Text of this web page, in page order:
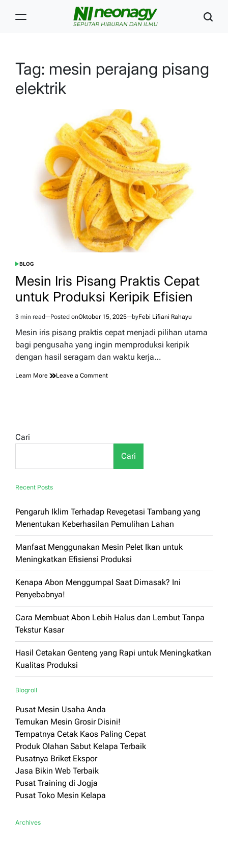
Tag: mesin perajang pisang
elektrik
POSTED
BLOG
Mesin Iris Pisang Praktis Cepat
untuk Produksi Keripik Efisien
Estimated
read
3 min read Posted onOktober 15, 2025 byFebi Lifiani Rahayu
Mesin iris pisang praktis cepat menjadi pilihan utama
bagi pengusaha yang ingin memproduksi keripik
dengan hasil seragam dan waktu kerja…
Learn More Leave a Commenton
Efisien
Cari
Cari
Recent Posts
Pengaruh Iklim Terhadap Revegetasi Tambang yang
Menentukan Keberhasilan Pemulihan Lahan
Manfaat Menggunakan Mesin Pelet Ikan untuk
Meningkatkan Efisiensi Produksi
Kenapa Abon Menggumpal Saat Dimasak? Ini
Penyebabnya!
Cara Membuat Abon Lebih Halus dan Lembut Tanpa
Tekstur Kasar
Hasil Cetakan Genteng yang Rapi untuk Meningkatkan
Kualitas Produksi
Blogroll
Pusat Mesin Usaha Anda
Temukan Mesin Grosir Disini!
Tempatnya Cetak Kaos Paling Cepat
Produk Olahan Sabut Kelapa Terbaik
Pusatnya Briket Ekspor
Jasa Bikin Web Terbaik
Pusat Training di Jogja
Pusat Toko Mesin Kelapa
Archives